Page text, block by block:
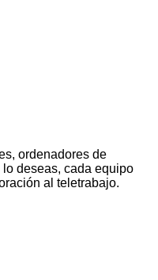
ordenadores de
deseas, cada equipo
al teletrabajo.